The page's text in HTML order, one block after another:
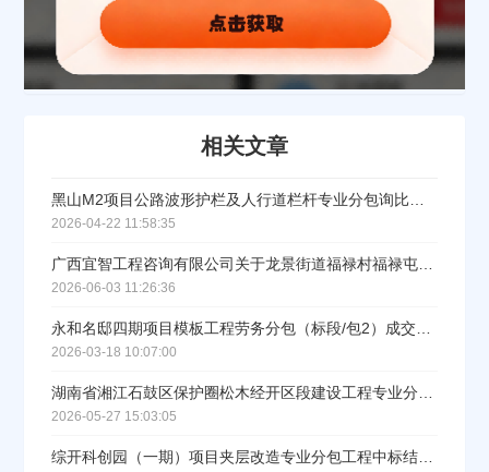
相关文章
黑山M2项目公路波形护栏及人行道栏杆专业分包询比采购项目中标公示
2026-04-22 11:58:35
广西宜智工程咨询有限公司关于龙景街道福禄村福禄屯污水处理项目（千万工程）成交公告
2026-06-03 11:26:36
永和名邸四期项目模板工程劳务分包（标段/包2）成交结果中标公示
2026-03-18 10:07:00
湖南省湘江石鼓区保护圈松木经开区段建设工程专业分包询价采购成交结果公示
2026-05-27 15:03:05
综开科创园（一期）项目夹层改造专业分包工程中标结果公告
公司名称
经办人
填写联系电话后会有服务中心的工作人员给您致电！